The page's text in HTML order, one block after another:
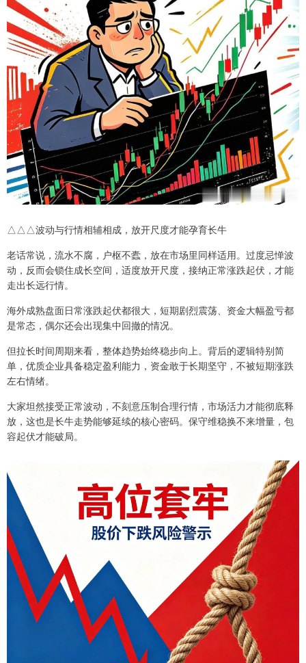
△△△波动与行情相辅相成，放开尺度才能孕育长牛
老话常说，流水不腐，户枢不蠹，放在市场里同样适用。过度忌惮波
动，反而会锁住成长空间，适度放开尺度，接纳正常涨跌起伏，才能
走出长远行情。
海外成熟盘面日常涨跌起伏都很大，短期剧烈震荡、资金大幅盈亏都
是常态，偶尔还会出现集中回撤的情况。
但拉长时间周期来看，整体趋势始终稳步向上。背后的逻辑特别简
单，优质企业具备稳定盈利能力，资金敢于长期坚守，不被短期涨跌
左右情绪。
大家坦然接受正常波动，不刻意压制合理行情，市场活力才能彻底释
放，这也是长牛走势能够延续的核心密码。保守维稳换不来增量，包
容起伏才能破局。